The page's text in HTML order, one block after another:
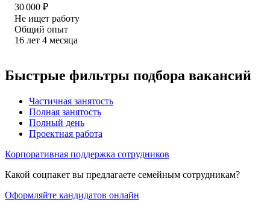
30 000 ₽
Не ищет работу
Общий опыт
16 лет 4 месяца
Быстрые фильтры подбора вакансий
Частичная занятость
Полная занятость
Полный день
Проектная работа
Корпоративная поддержка сотрудников
Какой соцпакет вы предлагаете семейным сотрудникам?
Оформляйте кандидатов онлайн